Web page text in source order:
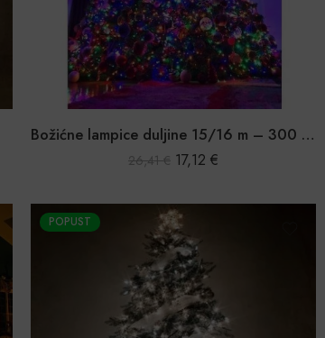
Božićne lampice duljine 15/16 m – 300 LED
26,41€ 17,12 €
POPUST